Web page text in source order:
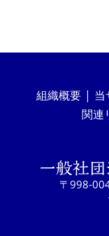
組織概要 当
関連
〒998-